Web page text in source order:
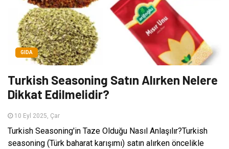
GIDA
Turkish Seasoning Satın Alırken Nelere
Dikkat Edilmelidir?
10 Eyl 2025, Çar
Turkish Seasoning'in Taze Olduğu Nasıl Anlaşılır?Turkish
seasoning (Türk baharat karışımı) satın alırken öncelikle